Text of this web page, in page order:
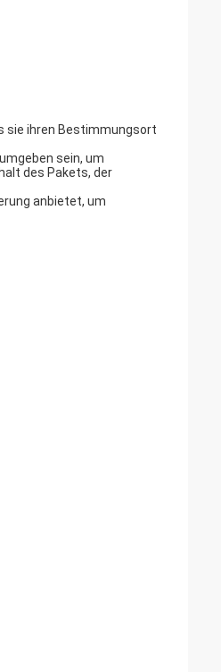
sie ihren Bestimmungsort
sein, um
des Pakets, der
anbietet, um